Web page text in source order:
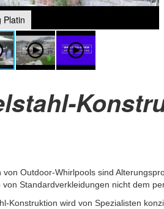
Platin
Outdoor-Whirlpools sind
Standardverkleidungen nicht dem
Konstruktion wird von Spezialisten